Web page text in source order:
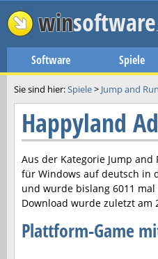
winsoftware
Software Spiele
Sie sind hier:Spiele> Jump and Run
Happyland
Aus der Kategorie Jump and
für Windows auf deutsch in
und wurde bislang 6011
Download wurde zuletzt am
Plattform-Game